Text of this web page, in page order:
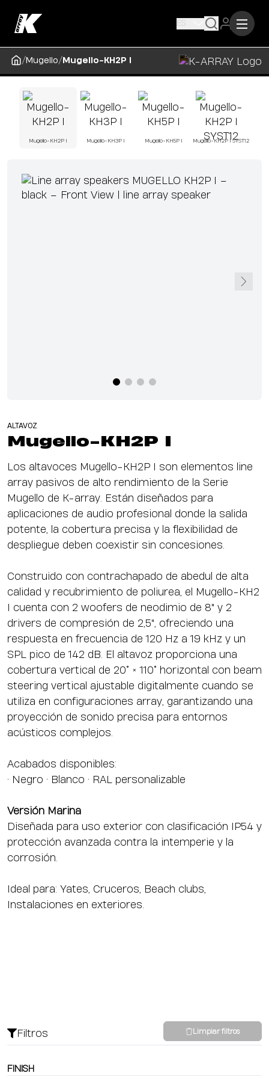
ES
/Mugello/ Mugello-KH2P I
Mugello-KH2P I Mugello-KH3P I Mugello-KH5P I Mugello-KH2P I SYST12
ALTAVOZ
Mugello-KH2P I
Los altavoces Mugello-KH2P I son elementos line
array pasivos de alto rendimiento de la Serie
Mugello de K-array. Están diseñados para
aplicaciones de audio profesional donde la salida
potente, la cobertura precisa y la flexibilidad de
despliegue deben coexistir sin concesiones.
Construido con contrachapado de abedul de alta
calidad y recubrimiento de poliurea, el Mugello-KH2
I cuenta con 2 woofers de neodimio de 8" y 2
drivers de compresión de 2,5", ofreciendo una
respuesta en frecuencia de 120 Hz a 19 kHz y un
SPL pico de 142 dB. El altavoz proporciona una
cobertura vertical de 20° × 110° horizontal con beam
steering vertical ajustable digitalmente cuando se
utiliza en configuraciones array, garantizando una
proyección de sonido precisa para entornos
acústicos complejos.
Acabados disponibles:
• Negro • Blanco • RAL personalizable
Versión Marina
Diseñada para uso exterior con clasificación IP54 y
protección avanzada contra la intemperie y la
corrosión.
Ideal para: Yates, Cruceros, Beach clubs,
Instalaciones en exteriores.
Filtros Limpiar filtros
FINISH